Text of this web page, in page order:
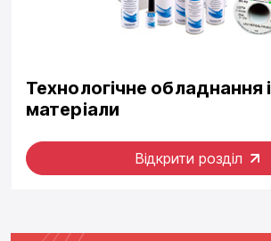
Технологічне обладнання і
матеріали
Відкрити розділ